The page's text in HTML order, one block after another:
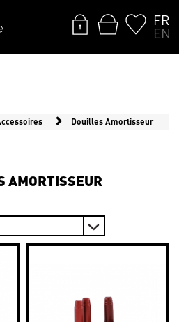
FR
EN
Douilles Amortisseur
AMORTISSEUR